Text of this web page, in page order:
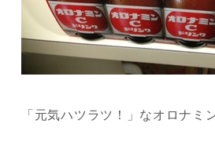
「元気ハツラツ！」なオロナミ